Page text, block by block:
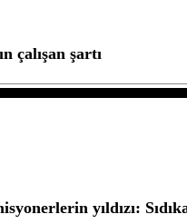
çalışan şartı
yıldızı: